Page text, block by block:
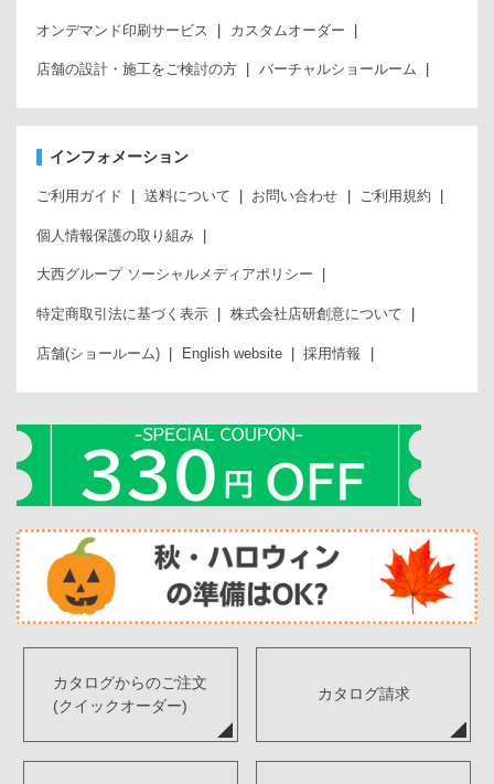
オンデマンド印刷サービス カスタムオーダー
店舗の設計・施工をご検討の方 バーチャルショールーム
インフォメーション
ご利用ガイド 送料について お問い合わせ ご利用規約
個人情報保護の取り組み
大西グループ ソーシャルメディアポリシー
特定商取引法に基づく表示 株式会社店研創意について
店舗(ショールーム) English website 採用情報
カタログからのご注文
(クイックオーダー)
カタログ請求